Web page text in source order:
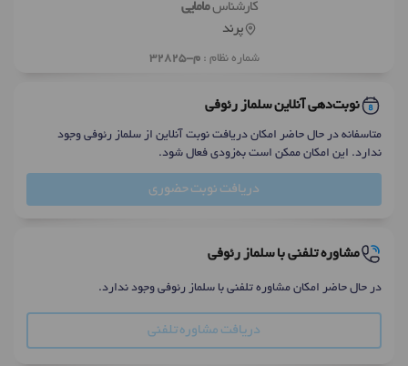
کارشناسمامایی
پرند
شماره نظام :م-32825
نوبت‌دهی آنلاین سلماز رئوفی
متاسفانه در حال حاضر امکان دریافت نوبت آنلاین از سلماز رئوفی وجود
ندارد. این امکان ممکن است به‌زودی فعال شود.
دریافت نوبت حضوری
مشاوره تلفنی با سلماز رئوفی
در حال حاضر امکان مشاوره تلفنی با سلماز رئوفی وجود ندارد.
دریافت مشاوره تلفنی